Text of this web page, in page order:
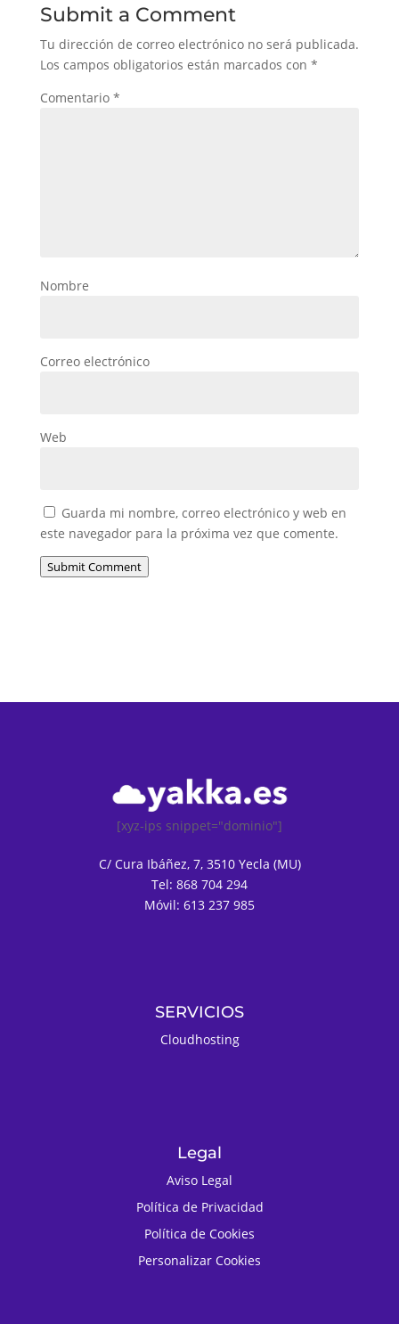
Submit a Comment
Tu dirección de correo electrónico no será publicada.
Los campos obligatorios están marcados con *
Comentario *
Nombre
Correo electrónico
Web
Guarda mi nombre, correo electrónico y web en
este navegador para la próxima vez que comente.
Submit Comment
[xyz-ips snippet="dominio"]
C/ Cura Ibáñez, 7, 3510 Yecla (MU)
Tel: 868 704 294
Móvil: 613 237 985
SERVICIOS
Cloudhosting
Legal
Aviso Legal
Política de Privacidad
Política de Cookies
Personalizar Cookies